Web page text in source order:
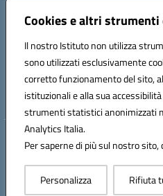
Cookies e altri
Il nostro Istituto non utilizza
sono utilizzati esclusivamente
corretto funzionamento del sito,
istituzionali e alla sua
strumenti statistici anonimizzati
Analytics Italia.
Per saperne di più sul nostro sito,
Personalizza Rifiuta
Indirizzo:Via Vaccari n.5 e Via
Posta elettronica certificata (PEC):
Codice fiscale: 82004490817
Codice meccanografico: TPPM03000Q
Hosting & Powered
Concept & Design